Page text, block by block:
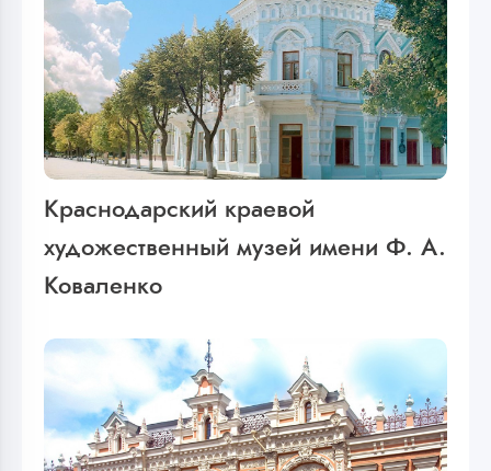
Краснодарский краевой
художественный музей имени Ф. А.
Коваленко